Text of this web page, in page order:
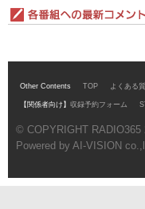
Other Contents TOP よくある
【関係者向け】 収録予約フォーム
© COPYRIGHT RADIO365
Powered by AI-VISION